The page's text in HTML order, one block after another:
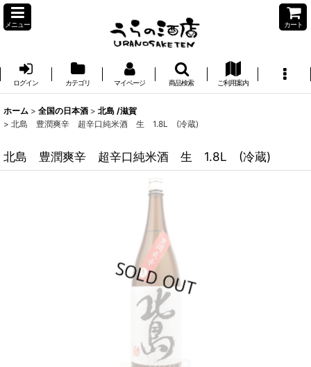
メニュー カート
ログイン カテゴリ マイページ 商品検索 ご利用案内
ホーム > 全国の日本酒 > 北島 /滋賀
> 北島 豊潤爽辛 超辛口純米酒 生 1.8L (冷蔵)
北島 豊潤爽辛 超辛口純米酒 生 1.8L (冷蔵)